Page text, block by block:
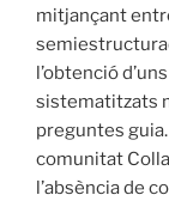
mitjançant
l’obtenció
sistematitzats
preguntes
comunitat
l’absència de